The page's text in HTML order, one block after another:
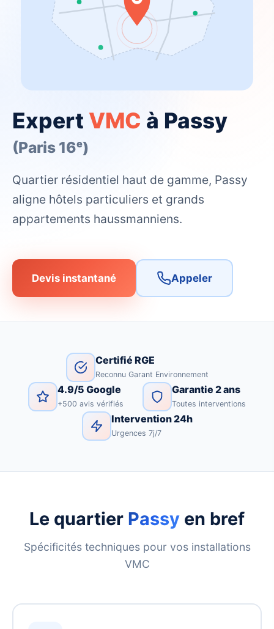
Expert VMC à Passy
(Paris 16ᵉ)
Quartier résidentiel haut de gamme, Passy
aligne hôtels particuliers et grands
appartements haussmanniens.
Devis instantané Appeler
Certifié RGE
Reconnu Garant Environnement
4.9/5 Google
+500 avis vérifiés
Garantie 2 ans
Toutes interventions
Intervention 24h
Urgences 7j/7
Le quartier Passy en bref
Spécificités techniques pour vos installations
VMC